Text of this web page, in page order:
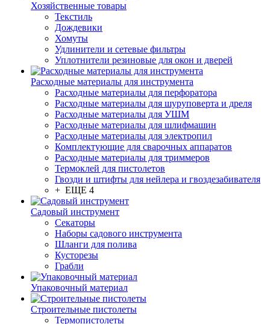
Хозяйственные товары
Текстиль
Дождевики
Хомуты
Удлинители и сетевые фильтры
Уплотнители резиновые для окон и дверей
Расходные материалы для инструмента
Расходные материалы для перфоратора
Расходные материалы для шуруповерта и дреля
Расходные материалы для УШМ
Расходные материалы для шлифмашин
Расходные материалы для электропил
Комплектующие для сварочных аппаратов
Расходные материалы для триммеров
Термоклей для пистолетов
Гвозди и штифты для нейлера и гвоздезабивателя
+ ЕЩЕ 4
Садовый инструмент
Секаторы
Наборы садового инструмента
Шланги для полива
Кусторезы
Грабли
Упаковочный материал
Строительные пистолеты
Термопистолеты